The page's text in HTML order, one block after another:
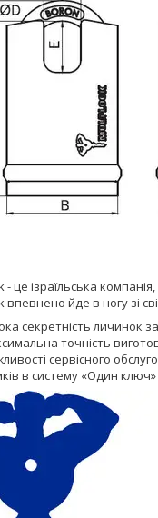
- це ізраїльська
впевнено йде в ногу зі
секретність личинок
точність
сервісного
в систему «Один